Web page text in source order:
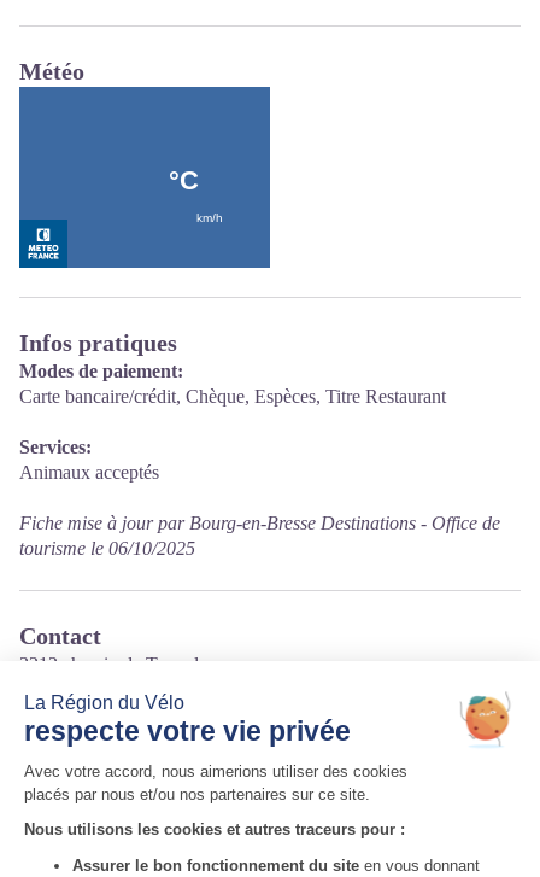
Météo
Infos pratiques
Modes de paiement:
Carte bancaire/crédit, Chèque, Espèces, Titre Restaurant
Services:
Animaux acceptés
Fiche mise à jour par Bourg-en-Bresse Destinations - Office de
tourisme le 06/10/2025
Contact
3212 chemin de Tanvol
Rond point de Tanvol, sortie 6 A40
01440 Viriat
Tél. 04 74 23 16 77
Courriel:
contact.jfrestauration@gmail.com